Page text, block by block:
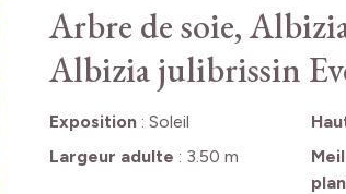
Arbre de soie,
Albizia julibrissin
Exposition: Soleil
Largeur adulte : 3.50 m